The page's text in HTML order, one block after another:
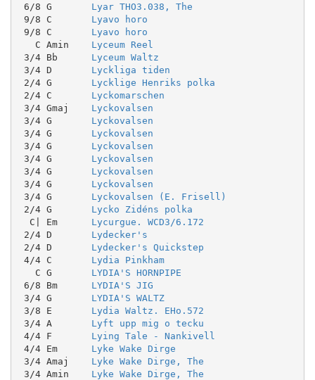
6/8 G Lyar THO3.038, The
9/8 C Lyavo horo
9/8 C Lyavo horo
   C Amin
Lyceum Reel
3/4 Bb Lyceum Waltz
3/4 D Lyckliga tiden
2/4 G Lycklige Henriks polka
2/4 C Lyckomarschen
3/4 Gmaj Lyckovalsen
3/4 G Lyckovalsen
3/4 G Lyckovalsen
3/4 G Lyckovalsen
3/4 G Lyckovalsen
3/4 G Lyckovalsen
3/4 G Lyckovalsen
3/4 G Lyckovalsen (E. Frisell)
2/4 G Lycko Zidéns polka
  C| Em
Lycurgue. WCD3/6.172
2/4 D Lydecker's
2/4 D Lydecker's Quickstep
4/4 C Lydia Pinkham
   C G
LYDIA'S HORNPIPE
6/8 Bm LYDIA'S JIG
3/4 G LYDIA'S WALTZ
3/8 E Lydia Waltz. EHo.572
3/4 A Lyft upp mig o tecku
4/4 F Lying Tale - Nankivell
4/4 Em Lyke Wake Dirge
3/4 Amaj Lyke Wake Dirge, The
3/4 Amin Lyke Wake Dirge, The